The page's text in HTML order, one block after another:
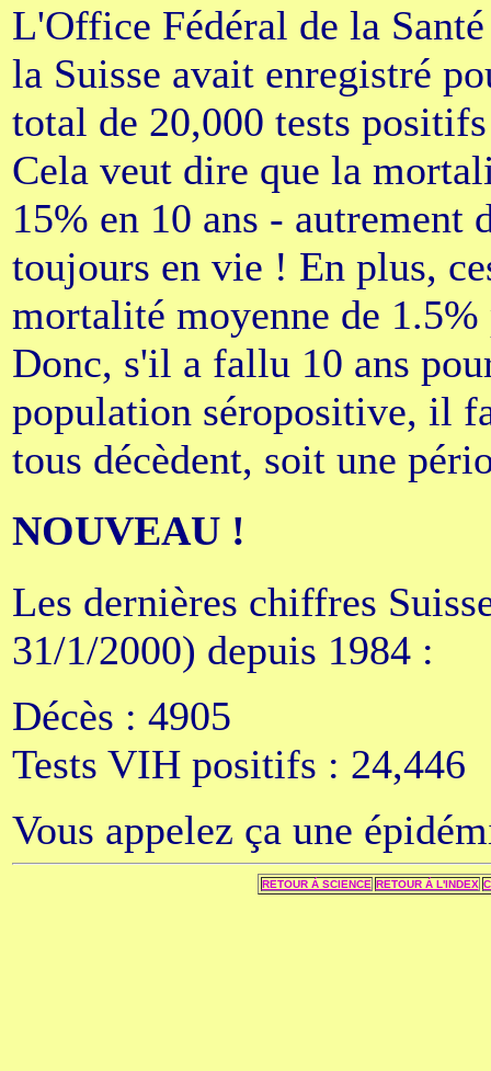
L'Office Fédéral de la
la Suisse avait enregistré
total de 20,000 tests
Cela veut dire que la
15% en 10 ans - autrement
toujours en vie ! En plus,
mortalité moyenne de
Donc, s'il a fallu 10 ans
population séropositive, il
tous décèdent, soit une
NOUVEAU !
Les dernières chiffres
31/1/2000) depuis 1984 :
Décès : 4905
Tests VIH positifs : 24,446
Vous appelez ça une
RETOUR Á SCIENCE RETOUR Á L'INDEX